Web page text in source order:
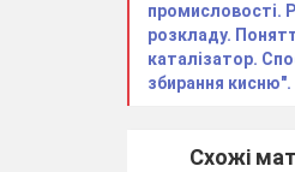
промисловості.
розкладу.
каталізатор.
збирання кисню".
Схожі